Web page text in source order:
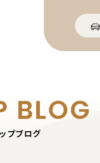
BLOG
プブログ